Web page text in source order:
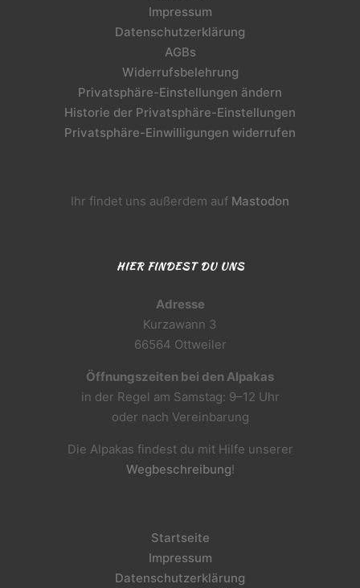
Impressum
Datenschutzerklärung
AGBs
Widerrufsbelehrung
Privatsphäre-Einstellungen ändern
Historie der Privatsphäre-Einstellungen
Privatsphäre-Einwilligungen widerrufen
Ihr findet uns außerdem auf Mastodon
HIER FINDEST DU UNS
Adresse
Kurzawann 3
66564 Ottweiler
Öffnungszeiten bei den Alpakas
in der Regel am Samstag: 9–12 Uhr
oder nach Vereinbarung
Die Alpakas findest du mit Hilfe unserer
Wegbeschreibung!
Startseite
Impressum
Datenschutzerklärung